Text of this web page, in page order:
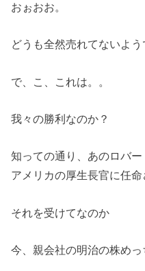
おぉおお。
どうも全然売れてないよう
で、こ、これは。。
我々の勝利なのか？
知っての通り、あのロバ
アメリカの厚生長官に任命
それを受けてなのか
今、親会社の明治の株めっ